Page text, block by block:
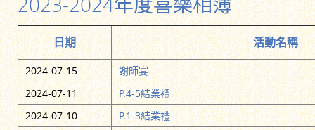
日期 活動名稱
2024-07-15
謝師宴
2024-07-11
P.4-5結業禮
2024-07-10
P.1-3結業禮